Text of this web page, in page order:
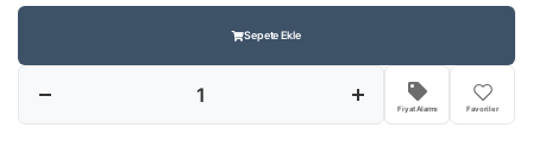
Sepete Ekle
Fiyat Alarmı Favoriler